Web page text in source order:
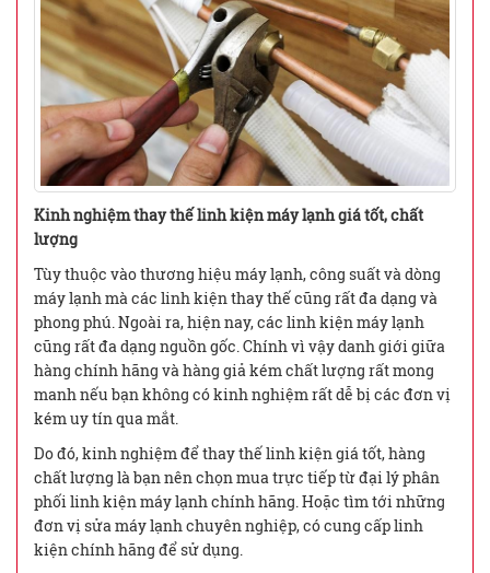
Kinh nghiệm thay thế linh kiện máy lạnh giá tốt, chất
lượng
Tùy thuộc vào thương hiệu máy lạnh, công suất và dòng
máy lạnh mà các linh kiện thay thế cũng rất đa dạng và
phong phú. Ngoài ra, hiện nay, các linh kiện máy lạnh
cũng rất đa dạng nguồn gốc. Chính vì vậy danh giới giữa
hàng chính hãng và hàng giả kém chất lượng rất mong
manh nếu bạn không có kinh nghiệm rất dễ bị các đơn vị
kém uy tín qua mắt.
Do đó, kinh nghiệm để thay thế linh kiện giá tốt, hàng
chất lượng là bạn nên chọn mua trực tiếp từ đại lý phân
phối linh kiện máy lạnh chính hãng. Hoặc tìm tới những
đơn vị sửa máy lạnh chuyên nghiệp, có cung cấp linh
kiện chính hãng để sử dụng.